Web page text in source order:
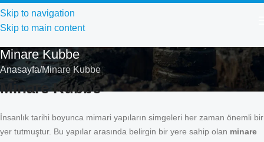
Skip to navigation
Skip to main content
Minare Kubbe
Anasayfa Minare Kubbe
Minare Kubbe
İnsanlık tarihi boyunca mimari yapıların simgeleri her zaman önemli bir
yer tutmuştur. Bu yapılar arasında belirgin bir yere sahip olan minare